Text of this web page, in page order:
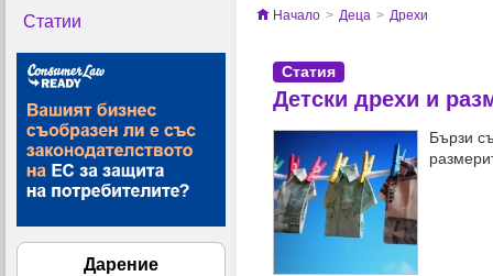
Статии
Дарение
Начало > Деца > Дрехи
Статия
Детски дрехи и
Бързи